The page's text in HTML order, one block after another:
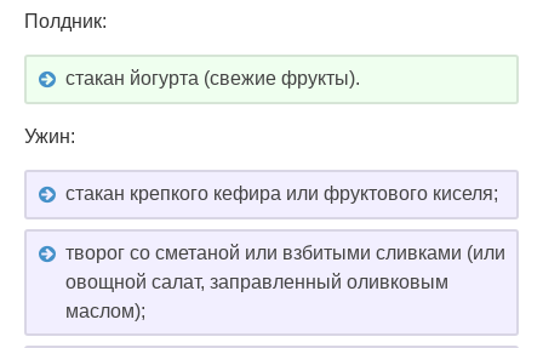
Полдник:
стакан йогурта (свежие фрукты).
Ужин:
стакан крепкого кефира или фруктового киселя;
творог со сметаной или взбитыми сливками (или
овощной салат, заправленный оливковым
маслом);